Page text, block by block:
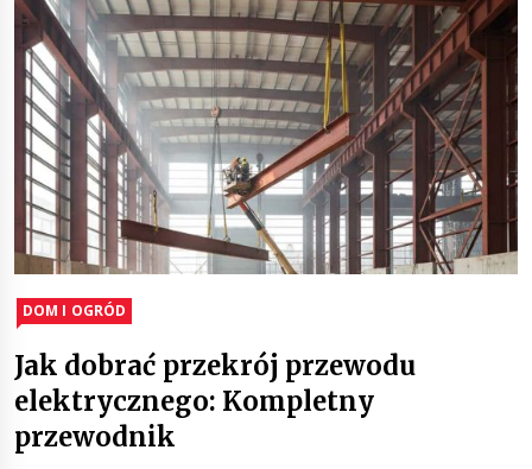
DOM I OGRÓD
Jak dobrać przekrój przewodu
elektrycznego: Kompletny
przewodnik